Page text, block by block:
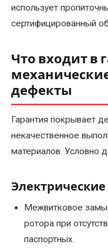
альтернатива
покупке
Перемотка
трехфазного
электродвигателя
переменного
электродвигателей
постоянного
тока
использует
сертифицированный
Что входит в
дефекты
Гарантия покрывает
некачественное
материалов. Условно
Межвитковое
ротора при
паспортных.